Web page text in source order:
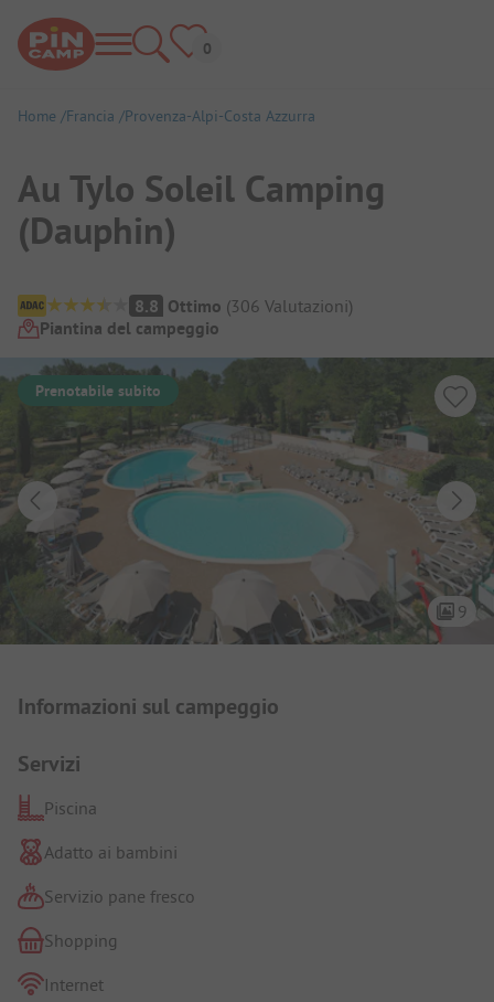
Home Francia Provenza-Alpi-Costa Azzurra
Au Tylo Soleil Camping
(Dauphin)
Panoramica del campeggio
8.8 Ottimo (306 Valutazioni)
Piantina del campeggio
Prenotabile subito
9
Informazioni sul campeggio
Servizi
Piscina
Adatto ai bambini
Servizio pane fresco
Shopping
Internet